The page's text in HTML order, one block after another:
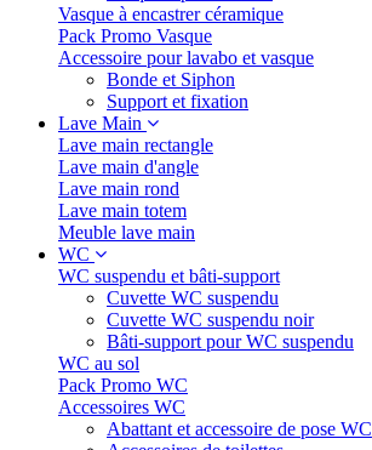
Vasque à encastrer céramique
Pack Promo Vasque
Accessoire pour lavabo et vasque
Bonde et Siphon
Support et fixation
Lave Main
Lave main rectangle
Lave main d'angle
Lave main rond
Lave main totem
Meuble lave main
WC
WC suspendu et bâti-support
Cuvette WC suspendu
Cuvette WC suspendu noir
Bâti-support pour WC suspendu
WC au sol
Pack Promo WC
Accessoires WC
Abattant et accessoire de pose WC